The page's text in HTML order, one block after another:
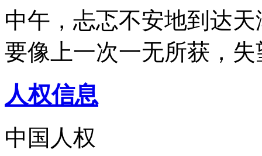
中午，忐忑不安地到达
要像上一次一无所获，
人权信息
中国人权